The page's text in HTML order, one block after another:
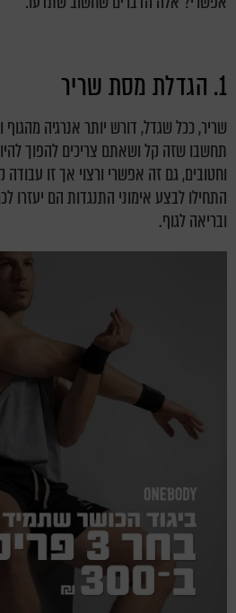
1. הגדלת מסת שריר
שריר, ככל שגדל, דורש יותר אנרגיה
תחשבו שזה קל ושאתם צריכים להפוך
וחטובים, גם זה אפשרי ורצוי אך זו
התחילו לבצע אימוני התנגדות הם יעזרו
ובריאה לגוף.